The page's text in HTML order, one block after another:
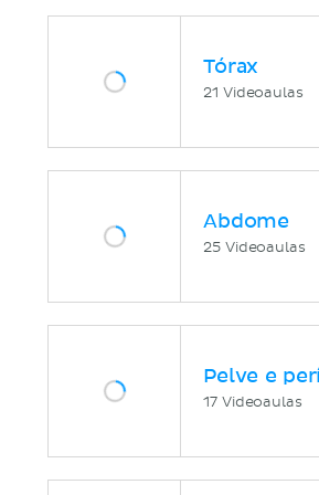
Tórax
21 Videoaulas
Abdome
25 Videoaulas
Pelve e
17 Videoaulas